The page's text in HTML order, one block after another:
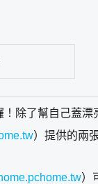
！除了幫自己蓋
）提供的兩
）